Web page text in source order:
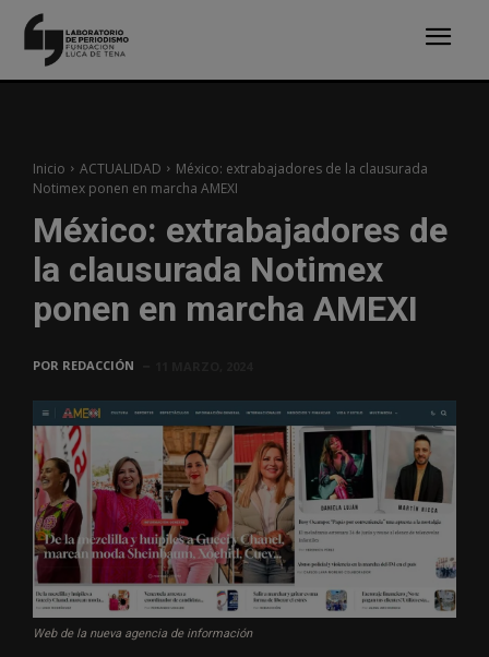
Inicio ACTUALIDAD
México: extrabajadores de la clausurada
Notimex ponen en marcha AMEXI
México: extrabajadores de
la clausurada Notimex
ponen en marcha AMEXI
POR REDACCIÓN
Web de la nueva agencia de información